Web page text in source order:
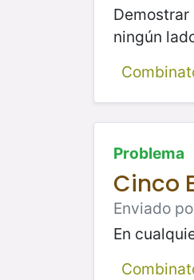
Demostrar
ningún
Problema
Cinco
Enviado
En